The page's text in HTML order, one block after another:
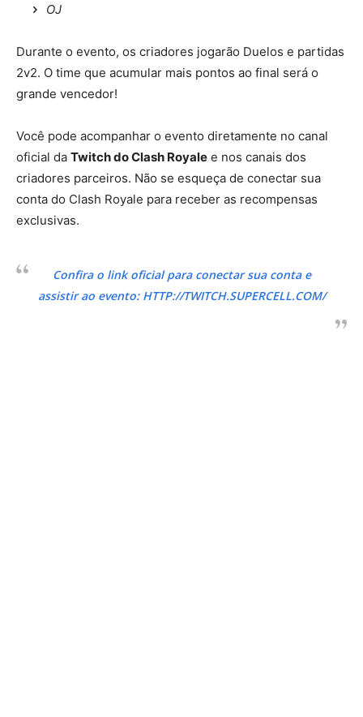
OJ
Durante o evento, os criadores jogarão Duelos e partidas
2v2. O time que acumular mais pontos ao final será o
grande vencedor!
Você pode acompanhar o evento diretamente no canal
oficial da Twitch do Clash Royale e nos canais dos
criadores parceiros. Não se esqueça de conectar sua
conta do Clash Royale para receber as recompensas
exclusivas.
Confira o link oficial para conectar sua conta e
assistir ao evento: HTTP://TWITCH.SUPERCELL.COM/